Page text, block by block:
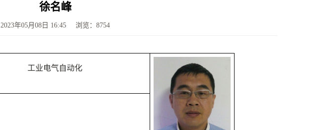
徐名峰
2023年05月08日 16:45 浏览： 8754
工业电气自动化